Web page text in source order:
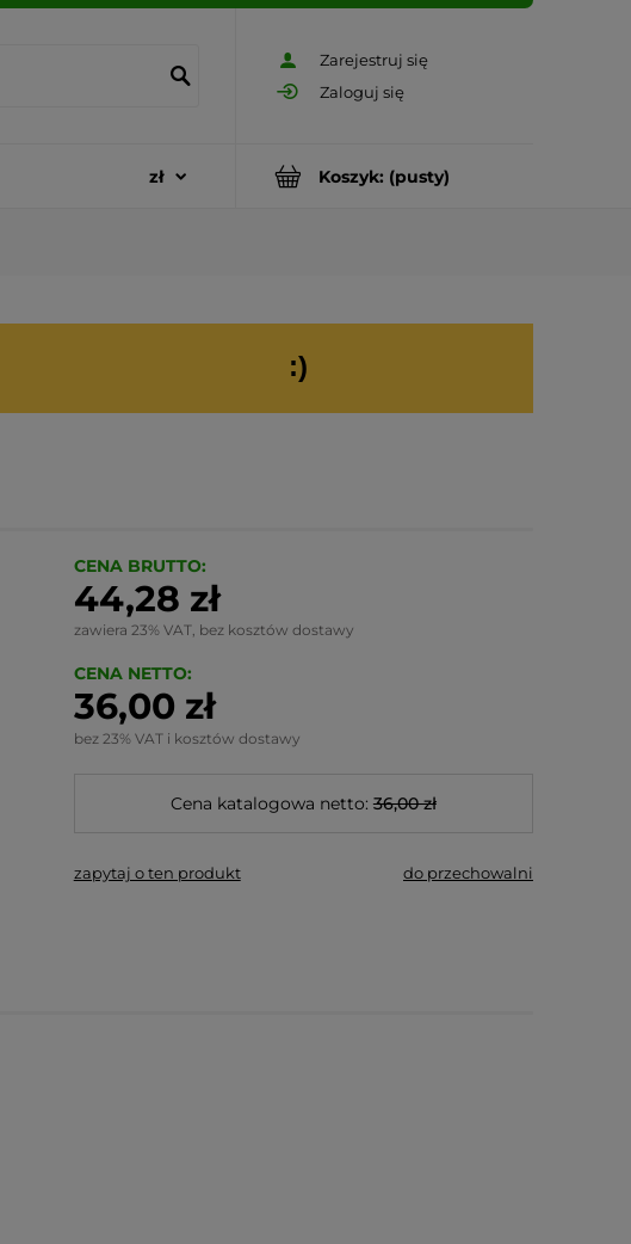
Zarejestruj się
Zaloguj się
Koszyk: (pusty)
:)
CENA BRUTTO:
44,28 zł
zawiera 23% VAT, bez kosztów dostawy
CENA NETTO:
36,00 zł
bez 23% VAT i kosztów dostawy
Cena katalogowa netto: 36,00 zł
zapytaj o ten produkt do przechowalni